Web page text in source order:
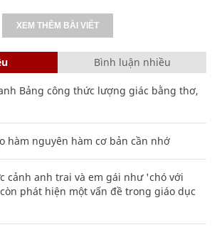
XEM THÊM BÀI VIẾT
Bình luận nhiều
Bảng công thức lượng giác bằng thơ,
hàm nguyên hàm cơ bản cần nhớ
cảnh anh trai và em gái như 'chó với
phát hiện một vấn đề trong giáo dục